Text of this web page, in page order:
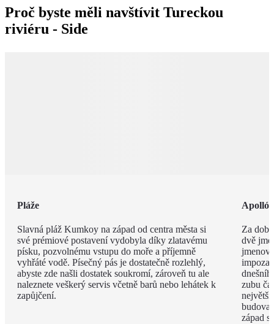
Proč byste měli navštívit Tureckou
riviéru - Side
Pláže
Slavná pláž Kumkoy na západ od centra města si
své prémiové postavení vydobyla díky zlatavému
písku, pozvolnému vstupu do moře a příjemně
vyhřáté vodě. Písečný pás je dostatečně rozlehlý,
abyste zde našli dostatek soukromí, zároveň tu ale
naleznete veškerý servis včetně barů nebo lehátek k
zapůjčení.
Za dob
dvě
zubu
největší
budova
západ